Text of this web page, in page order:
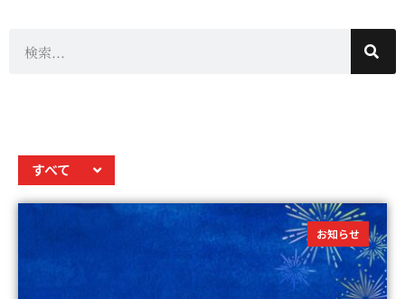
すべて
お知らせ